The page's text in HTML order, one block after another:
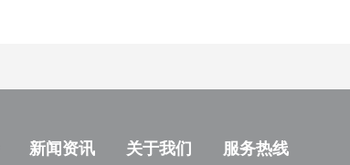
新闻资讯 关于我们 服务热线